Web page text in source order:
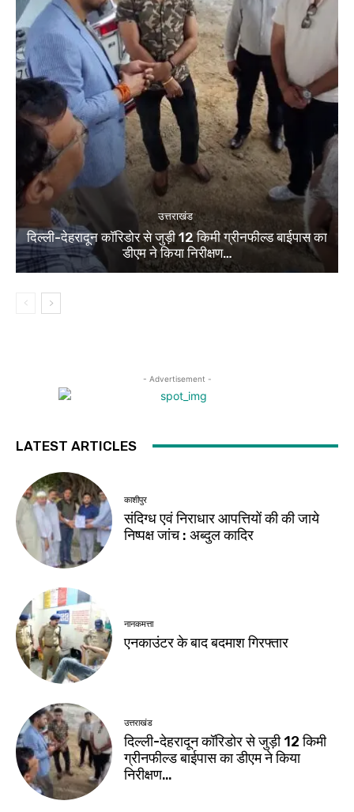
उत्तराखंड
दिल्ली-देहरादून कॉरिडोर से जुड़ी 12 किमी ग्रीनफील्ड बाईपास का
डीएम ने किया निरीक्षण…
- Advertisement -
LATEST ARTICLES
काशीपुर
संदिग्ध एवं निराधार आपत्तियों की की जाये
निष्पक्ष जांच : अब्दुल कादिर
नानकमत्ता
एनकाउंटर के बाद बदमाश गिरफ्तार
उत्तराखंड
दिल्ली-देहरादून कॉरिडोर से जुड़ी 12 किमी
ग्रीनफील्ड बाईपास का डीएम ने किया
निरीक्षण…